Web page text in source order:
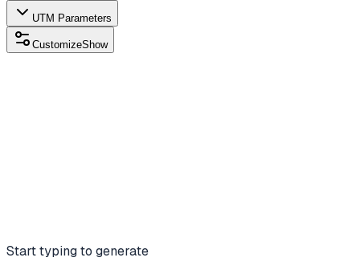
UTM Parameters
CustomizeShow
Start typing to generate